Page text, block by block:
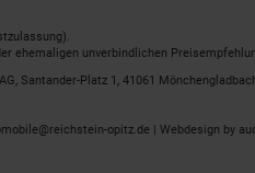
ehemaligen unverbindlichen
Santander-Platz 1, 41061
opitz.de | Webdesign by